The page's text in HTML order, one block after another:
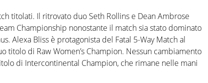
titolati. Il ritrovato duo Seth Rollins e Dean Ambrose
Championship nonostante il match sia stato dominato
Alexa Bliss è protagonista del Fatal 5-Way Match al
titolo di Raw Women’s Champion. Nessun cambiamento
di Intercontinental Champion, che rimane nelle mani